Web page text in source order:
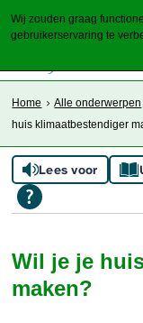
Wij zouden graag
gebruikerservaring te
Home Alle onderwerpen
huis klimaatbestendiger
Lees voor
Wil je je
maken?